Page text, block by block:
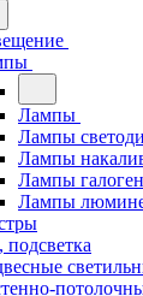
Лампы
Лампы
Лампы
Лампы
Лампы
подсветка